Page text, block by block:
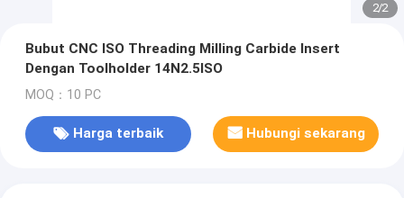
2/2
Bubut CNC ISO Threading Milling Carbide Insert
Dengan Toolholder 14N2.5ISO
MOQ：10 PC
Harga terbaik Hubungi sekarang